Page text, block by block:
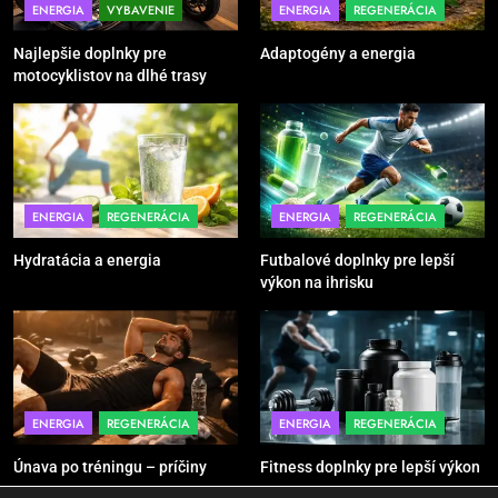
obuv správne
VYBAVENIE
6
Ako kombinovať rôzne tréningové
pomôcky
POMÔCKY VYBAVENIE
7
POMÔCKY VYBAVENIE
8
Najlepšie doplnky pre
motocyklistov na dlhé trasy
ENERGIA VYBAVENIE
Najlepšie doplnky pre
motocyklistov na dlhé trasy
ENERGIA REGENERÁCIA
Adaptogény a energia
ENERGIA REGENERÁCIA
Hydratácia a energia
ENERGIA REGENERÁCIA
Futbalové doplnky pre lepší
výkon na ihrisku
ENERGIA REGENERÁCIA
Únava po tréningu – príčiny
ENERGIA REGENERÁCIA
Fitness doplnky pre lepší výkon